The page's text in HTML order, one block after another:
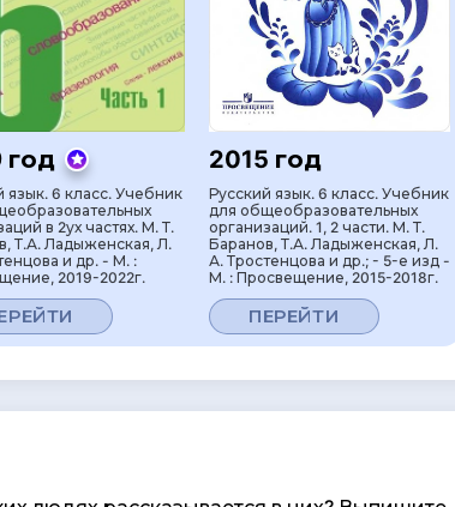
год
язык. 6 класс. Учебник
в 2ух частях. М. Т.
Т.А. Ладыженская, Л.
и др. - М. :
2019-2022г.
2015 год
Русский язык. 6 класс. Учебник
для общеобразовательных
организаций. 1, 2 части. М. Т.
Баранов, Т.А. Ладыженская, Л.
А. Тростенцова и др.; - 5-е изд -
М. : Просвещение, 2015-2018г.
ПЕРЕЙТИ